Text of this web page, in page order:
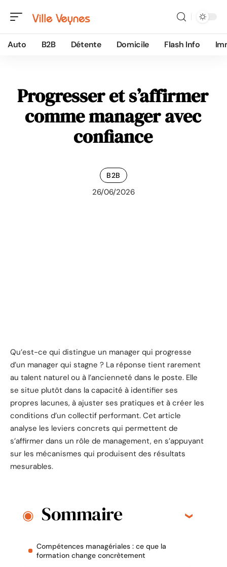
Auto B2B Détente Domicile Flash Info
Progresser et s’affirmer
comme manager avec
confiance
B2B
26/06/2026
Qu’est-ce qui distingue un manager qui progresse
d’un manager qui stagne ? La réponse tient rarement
au talent naturel ou à l’ancienneté dans le poste. Elle
se situe plutôt dans la capacité à identifier ses
propres lacunes, à ajuster ses pratiques et à créer les
conditions d’un collectif performant. Cet article
analyse les leviers concrets qui permettent de
s’affirmer dans un rôle de management, en s’appuyant
sur les mécanismes qui produisent des résultats
mesurables.
Sommaire
Compétences managériales : ce que la
formation change concrètement